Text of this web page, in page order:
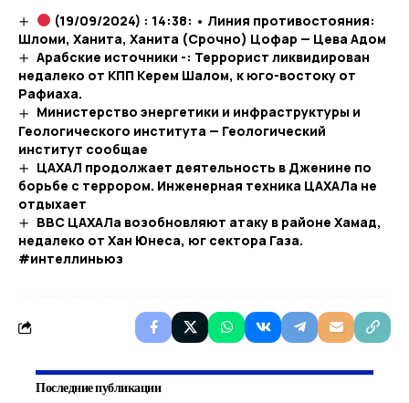
(19/09/2024) : 14:38: • Линия противостояния:
Шломи, Ханита, Ханита (Срочно) Цофар — Цева Адом
Арабские источники -: Террорист ликвидирован
недалеко от КПП Керем Шалом, к юго-востоку от
Рафиаха.
Министерство энергетики и инфраструктуры и
Геологического института — Геологический
институт сообщае
ЦАХАЛ продолжает деятельность в Дженине по
борьбе с террором. Инженерная техника ЦАХАЛа не
отдыхает
ВВС ЦАХАЛа возобновляют атаку в районе Хамад,
недалеко от Хан Юнеса, юг сектора Газа.
#интеллиньюз
Последние публикации